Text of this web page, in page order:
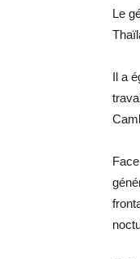
Le
Il a